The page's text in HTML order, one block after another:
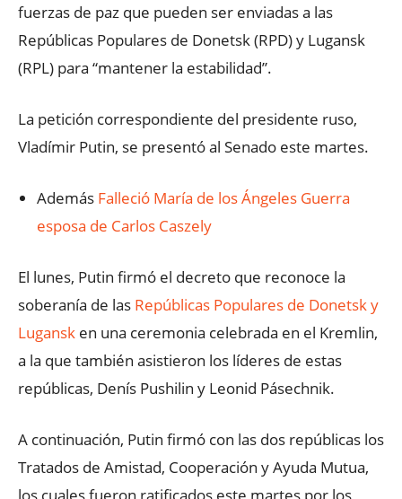
fuerzas de paz que pueden ser enviadas a las
Repúblicas Populares de Donetsk (RPD) y Lugansk
(RPL) para “mantener la estabilidad”.
La petición correspondiente del presidente ruso,
Vladímir Putin, se presentó al Senado este martes.
Además Falleció María de los Ángeles Guerra
esposa de Carlos Caszely
El lunes, Putin firmó el decreto que reconoce la
soberanía de las Repúblicas Populares de Donetsk y
Lugansk en una ceremonia celebrada en el Kremlin,
a la que también asistieron los líderes de estas
repúblicas, Denís Pushilin y Leonid Pásechnik.
A continuación, Putin firmó con las dos repúblicas los
Tratados de Amistad, Cooperación y Ayuda Mutua,
los cuales fueron ratificados este martes por los